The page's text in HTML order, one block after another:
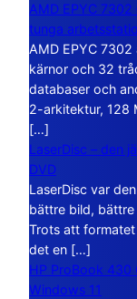
AMD EPYC
tunga
AMD EPYC
kärnor och 32
databaser och
2-arkitektur, 128
[…]
LaserDisc – den
DVD
LaserDisc var
bättre bild, bättre
Trots att
det en […]
HP ProBook 430
Windows 11